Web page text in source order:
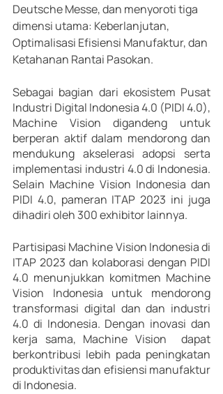
Deutsche Messe, dan menyoroti tiga
dimensi utama: Keberlanjutan,
Optimalisasi Efisiensi Manufaktur, dan
Ketahanan Rantai Pasokan.
Sebagai bagian dari ekosistem Pusat
Industri Digital Indonesia 4.0 (PIDI 4.0),
Machine Vision digandeng untuk
berperan aktif dalam mendorong dan
mendukung akselerasi adopsi serta
implementasi industri 4.0 di Indonesia.
Selain Machine Vision Indonesia dan
PIDI 4.0, pameran ITAP 2023 ini juga
dihadiri oleh 300 exhibitor lainnya.
Partisipasi Machine Vision Indonesia di
ITAP 2023 dan kolaborasi dengan PIDI
4.0 menunjukkan komitmen Machine
Vision Indonesia untuk mendorong
transformasi digital dan dan industri
4.0 di Indonesia. Dengan inovasi dan
kerja sama, Machine Vision  dapat
berkontribusi lebih pada peningkatan
produktivitas dan efisiensi manufaktur
di Indonesia.